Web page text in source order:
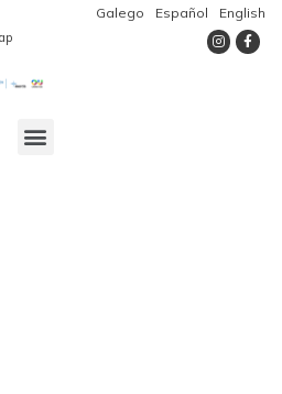
Galego Español English
do